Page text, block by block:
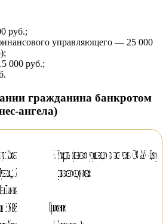
руб.;
управляющего — 25 000
000 руб.;
гражданина банкротом
ангела)